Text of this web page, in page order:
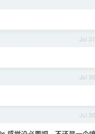
Jul 31
Jul 30
Jul 30